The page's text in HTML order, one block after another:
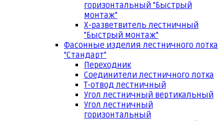
горизонтальный "Быстрый
монтаж"
Х-разветвитель лестничный
"Быстрый монтаж"
Фасонные изделия лестничного лотка
"Стандарт"
Переходник
Соединители лестничного лотка
Т-отвод лестничный
Угол лестничный вертикальный
Угол лестничный
горизонтальный